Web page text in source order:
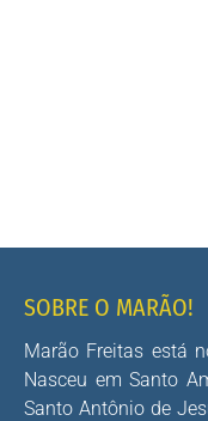
SOBRE O MARÃO!
Marão Freitas está
Nasceu em Santo
Santo Antônio de